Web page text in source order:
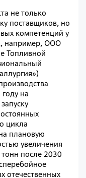
не только
поставщиков, но
компетенций у
например, ООО
Топливной
на
цикла
плановую
увеличения
после 2030
отечественных